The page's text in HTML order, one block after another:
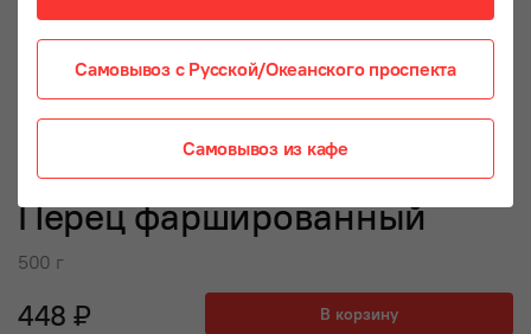
Перец фаршированный
500 г
448 ₽ В корзину
Самовывоз с Русской/Океанского проспекта
Самовывоз из кафе